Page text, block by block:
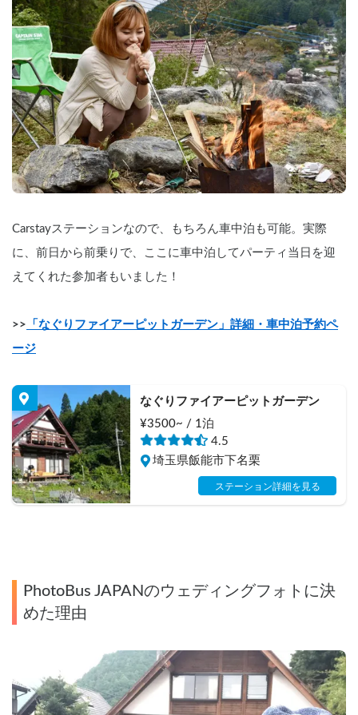
Carstayステーションなので、もちろん車中泊も可能。実際
に、前日から前乗りで、ここに車中泊してパーティ当日を迎
えてくれた参加者もいました！
>> 「なぐりファイアーピットガーデン」詳細・車中泊予約ペ
ージ
なぐりファイアーピットガーデン
¥3500~ / 1泊
4.5
埼玉県飯能市下名栗
ステーション詳細を見る
PhotoBus JAPANのウェディングフォトに決
めた理由